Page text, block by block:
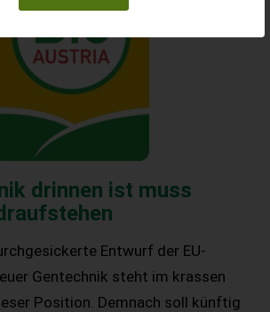
drinnen ist muss
Entwurf der EU-
Gentechnik steht im krassen
Position. Demnach soll künftig